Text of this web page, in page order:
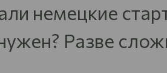
немецкие
Разве